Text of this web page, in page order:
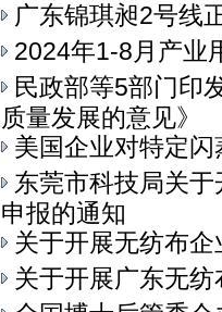
广东锦琪昶2号线
2024年1-8月产业
民政部等5部门印
质量发展的意见》
美国企业对特定
东莞市科技局关
申报的通知
关于开展无纺布
关于开展广东无